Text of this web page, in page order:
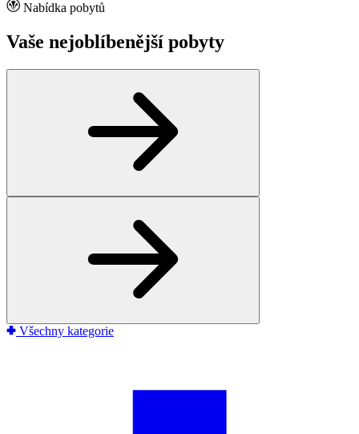
Nabídka pobytů
Vaše nejoblíbenější pobyty
Všechny kategorie